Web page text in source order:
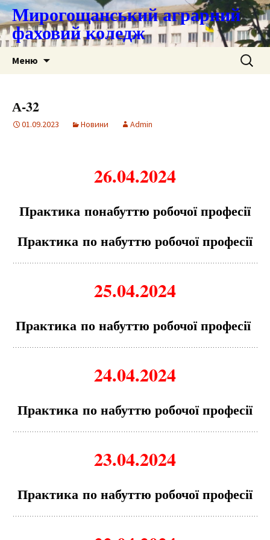
Мирогощанський аграрний
фаховий коледж
Меню Пошук:
А-32
01.09.2023 Новини Admin
26.04.2024
Практика понабуттю робочої професії
Практика по набуттю робочої професії
25.04.2024
Практикапо набуттю робочої професії
24.04.2024
Практика по набуттю робочої професії
23.04.2024
Практика по набуттю робочої професії